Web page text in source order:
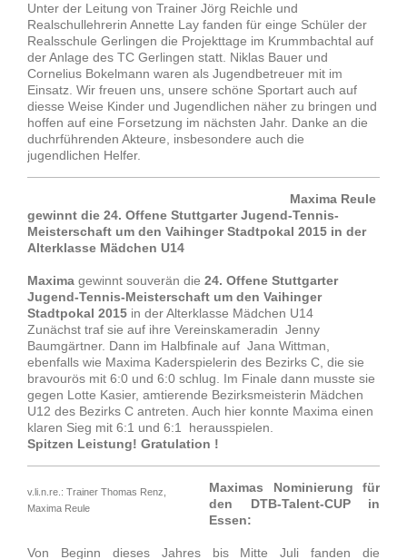
Unter der Leitung von Trainer Jörg Reichle und
Realschullehrerin Annette Lay fanden für einge Schüler der
Realsschule Gerlingen die Projekttage im Krummbachtal auf
der Anlage des TC Gerlingen statt. Niklas Bauer und
Cornelius Bokelmann waren als Jugendbetreuer mit im
Einsatz. Wir freuen uns, unsere schöne Sportart auch auf
diesse Weise Kinder und Jugendlichen näher zu bringen und
hoffen auf eine Forsetzung im nächsten Jahr. Danke an die
duchrführenden Akteure, insbesondere auch die
jugendlichen Helfer.
Maxima Reule
gewinnt die 24. Offene Stuttgarter Jugend-Tennis-
Meisterschaft um den Vaihinger Stadtpokal 2015 in der
Alterklasse Mädchen U14
Maxima gewinnt souverän die 24. Offene Stuttgarter
Jugend-Tennis-Meisterschaft um den Vaihinger
Stadtpokal 2015 in der Alterklasse Mädchen U14
Zunächst traf sie auf ihre Vereinskameradin Jenny
Baumgärtner. Dann im Halbfinale auf Jana Wittman,
ebenfalls wie Maxima Kaderspielerin des Bezirks C, die sie
bravourös mit 6:0 und 6:0 schlug. Im Finale dann musste sie
gegen Lotte Kasier, amtierende Bezirksmeisterin Mädchen
U12 des Bezirks C antreten. Auch hier konnte Maxima einen
klaren Sieg mit 6:1 und 6:1 herausspielen.
Spitzen Leistung! Gratulation !
v.li.n.re.: Trainer Thomas Renz,
Maxima Reule
Maximas Nominierung für
den DTB-Talent-CUP in
Essen:
Von Beginn dieses Jahres bis Mitte Juli fanden die